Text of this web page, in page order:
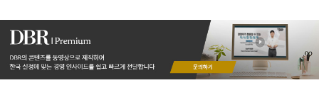
식당을 이용해 주길 바란다는 훈훈한